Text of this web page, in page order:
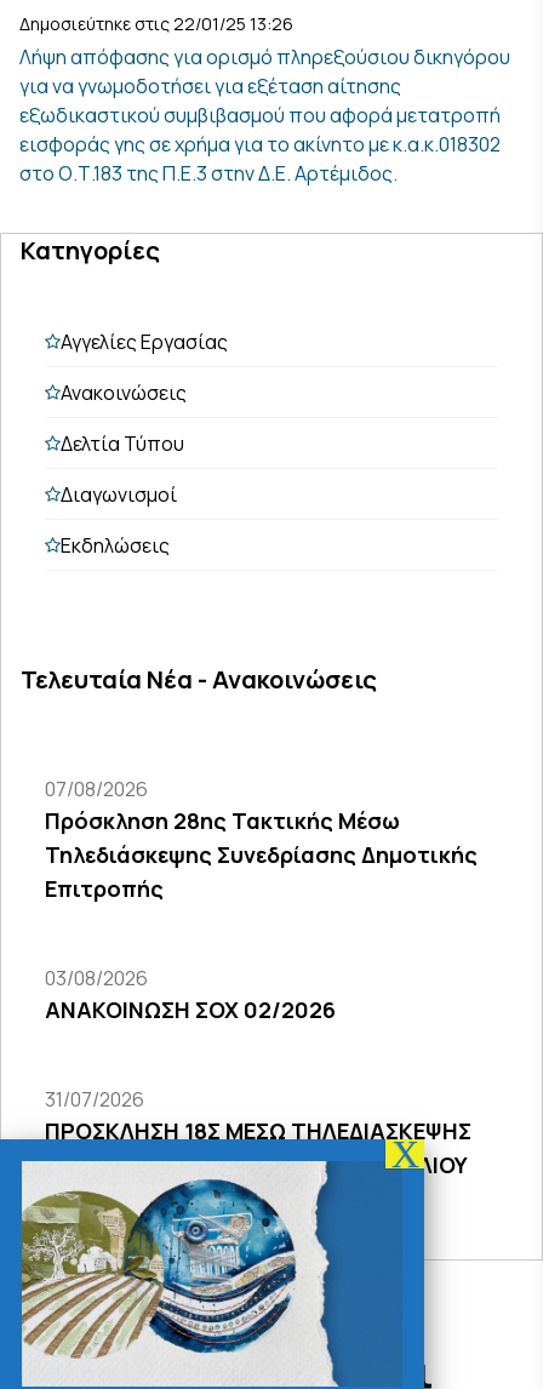
Δημοσιεύτηκε στις 22/01/25 13:26
Λήψη απόφασης για ορισμό πληρεξούσιου δικηγόρου
για να γνωμοδοτήσει για εξέταση αίτησης
εξωδικαστικού συμβιβασμού που αφορά μετατροπή
εισφοράς γης σε χρήμα για το ακίνητο με κ.α.κ.018302
στο Ο.Τ.183 της Π.Ε.3 στην Δ.Ε. Αρτέμιδος.
Κατηγορίες
Αγγελίες Εργασίας
Ανακοινώσεις
Δελτία Τύπου
Διαγωνισμοί
Εκδηλώσεις
Τελευταία Νέα - Ανακοινώσεις
07/08/2026
Πρόσκληση 28ης Τακτικής Μέσω
Τηλεδιάσκεψης Συνεδρίασης Δημοτικής
Επιτροπής
03/08/2026
ΑΝΑΚΟΙΝΩΣΗ ΣΟΧ 02/2026
31/07/2026
ΠΡΟΣΚΛΗΣΗ 18Σ ΜΕΣΩ ΤΗΛΕΔΙΑΣΚΕΨΗΣ
ΣΥΝΕΔΡΙΑΣΗΣ ΔΗΜΟΤΙΚΟΥ ΣΥΜΒΟΥΛΙΟΥ
2026
Δράσεις - Χρήσιμοι